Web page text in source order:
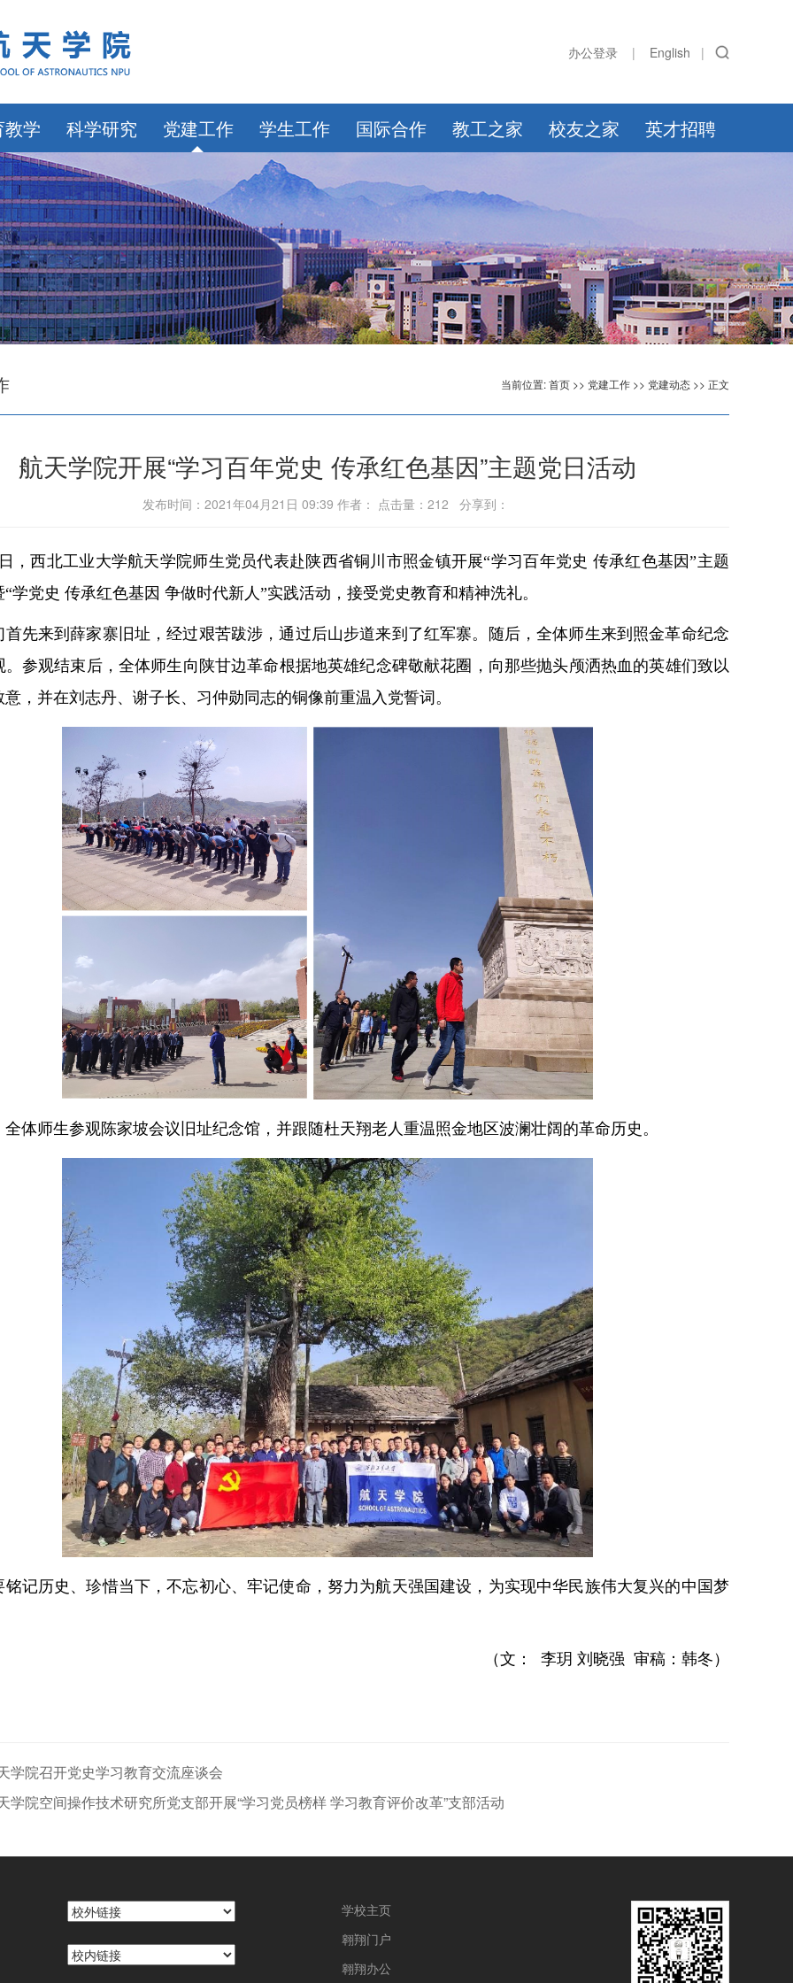
办公登录 | English |
学 科学研究 党建工作 学生工作 国际合作 教工之家 校友之家 英才招聘
当前位置:首页 >> 党建工作 >> 党建动态 >> 正文
航天学院开展“学习百年党史 传承红色基因”主题党日活动
发布时间：2021年04月21日 09:39 作者： 点击量： 212 分享到：
，西北工业大学航天学院师生党员代表赴陕西省铜川市照金镇开展“学习百年党史 传承红色基因”主题
学党史 传承红色基因 争做时代新人”实践活动，接受党史教育和精神洗礼。
首先来到薛家寨旧址，经过艰苦跋涉，通过后山步道来到了红军寨。随后，全体师生来到照金革命纪念
。参观结束后，全体师生向陕甘边革命根据地英雄纪念碑敬献花圈，向那些抛头颅洒热血的英雄们致以
，并在刘志丹、谢子长、习仲勋同志的铜像前重温入党誓词。
全体师生参观陈家坡会议旧址纪念馆，并跟随杜天翔老人重温照金地区波澜壮阔的革命历史。
铭记历史、珍惜当下，不忘初心、牢记使命，努力为航天强国建设，为实现中华民族伟大复兴的中国梦
（文： 李玥 刘晓强 审稿：韩冬）
学院召开党史学习教育交流座谈会
学院空间操作技术研究所党支部开展“学习党员榜样 学习教育评价改革”支部活动
学校主页
翱翔门户
翱翔办公